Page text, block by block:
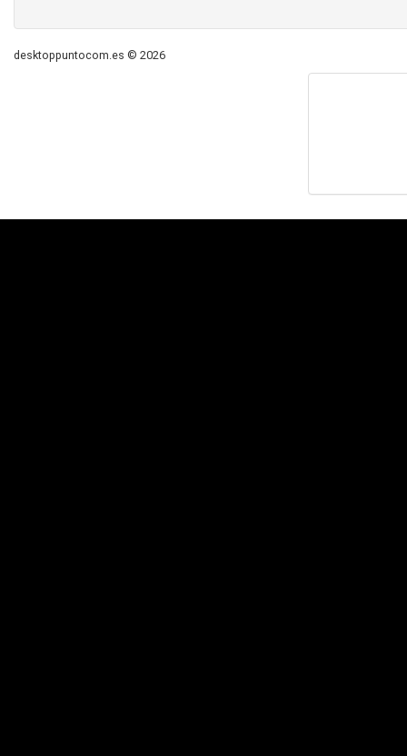
desktoppuntocom.es © 2026